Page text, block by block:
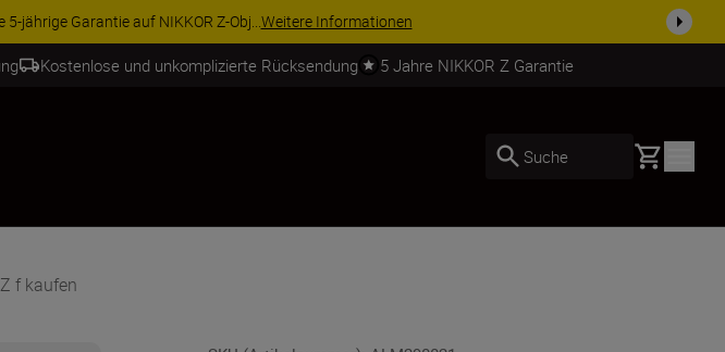
und vervollständigen Sie Ihre Ausrüstu...Jetzt einkaufen
Kostenlose und unkomplizierte Rücksendung 5 Jahre NIKKOR Z Garantie
Suche Basket
f kaufen